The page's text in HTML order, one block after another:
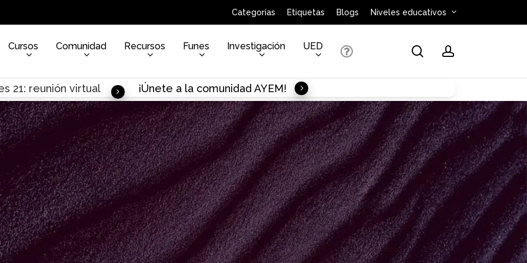
Categorías Etiquetas Blogs Niveles educativos
Cursos Comunidad Recursos Funes Investigación UED searchaccount
21: reunión virtual ¡Únete a la comunidad AYEM!